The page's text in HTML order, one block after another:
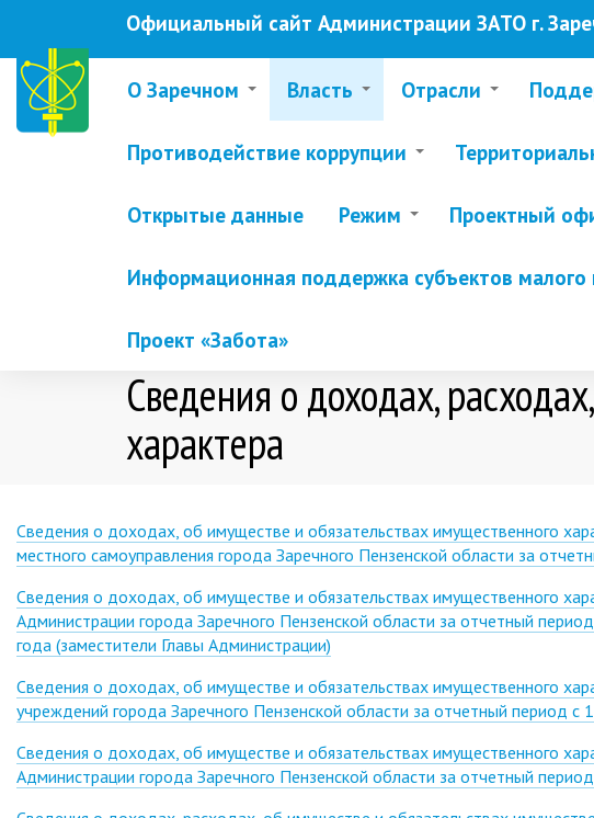
основному
содержанию
Официальный сайт Администрации ЗАТО г.
О Заречном Власть Отрасли
Противодействие коррупции
Открытые данные Режим Проектный
Информационная поддержка субъектов малого
Проект «Забота»
Сведения о доходах,
характера
Сведения о доходах, об имуществе и обязательствах имущественного
местного самоуправления города Заречного Пензенской области за
Сведения о доходах, об имуществе и обязательствах имущественного
Администрации города Заречного Пензенской области за отчетный
года (заместители Главы Администрации)
Сведения о доходах, об имуществе и обязательствах имущественного
учреждений города Заречного Пензенской области за отчетный период
Сведения о доходах, об имуществе и обязательствах имущественного
Администрации города Заречного Пензенской области за отчетный